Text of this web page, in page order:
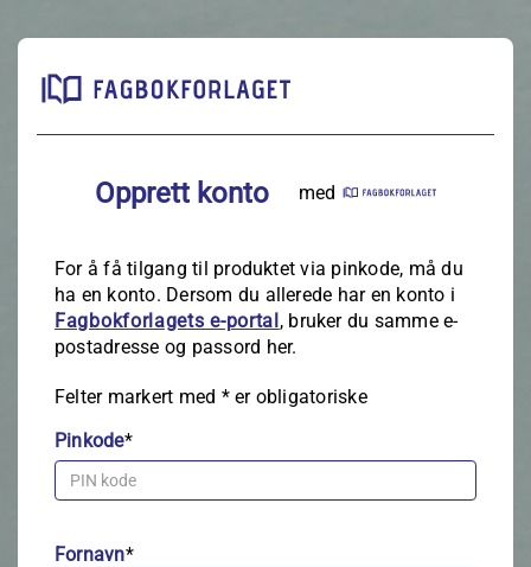
Opprett konto med
For å få tilgang til produktet via pinkode, må du
ha en konto. Dersom du allerede har en konto i
Fagbokforlagets e‑portal, bruker du samme e-
postadresse og passord her.
Felter markert med *er obligatoriske
Pinkode*
Fornavn*